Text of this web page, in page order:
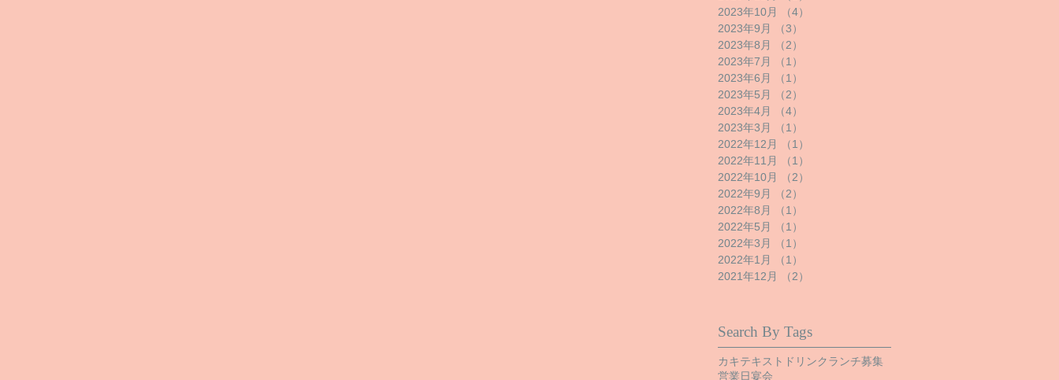
2023年10月
（4）
2023年9月
（3）
2023年8月
（2）
2023年7月
（1）
2023年6月
（1）
2023年5月
（2）
2023年4月
（4）
2023年3月
（1）
2022年12月
（1）
2022年11月
（1）
2022年10月
（2）
2022年9月
（2）
2022年8月
（1）
2022年5月
（1）
2022年3月
（1）
2022年1月
（1）
2021年12月
（2）
Search By Tags
カキテキスト ドリンクランチ募集
営業日宴会